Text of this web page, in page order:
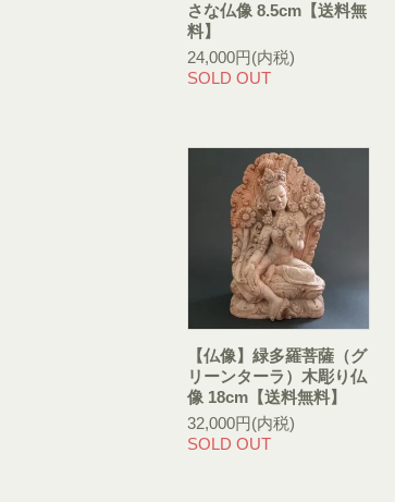
さな仏像 8.5cm【送料無
料】
24,000円(内税)
SOLD OUT
【仏像】緑多羅菩薩（グ
リーンターラ）木彫り仏
像 18cm【送料無料】
32,000円(内税)
SOLD OUT